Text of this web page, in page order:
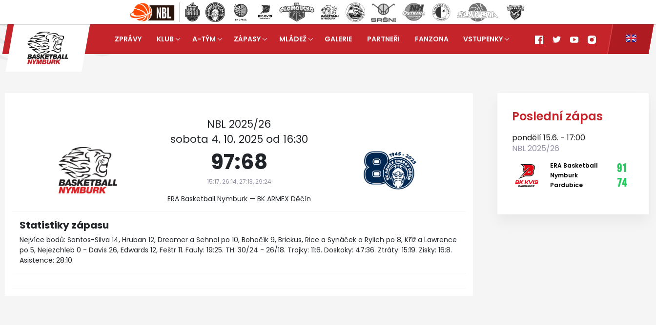
ZPRÁVY KLUB A-TÝM ZÁPASY MLÁDEŽ GALERIE PARTNEŘI FANZONA
VSTUPENKY
NBL 2025/26
sobota 4. 10. 2025 od 16:30
97:68
15:17, 26:14, 27:13, 29:24
ERA Basketball Nymburk — BK ARMEX Děčín
Statistiky zápasu
Nejvíce bodů: Santos-Silva 14, Hruban 12, Dreamer a Sehnal po 10, Bohačík 9, Brickus, Rice a Synáček a Rylich po 8, Kříž a Lawrence
po 5, Nejezchleb 0 - Davis 26, Edwards 12, Feštr 11. Fauly: 19:25. TH: 30/24 - 26/18. Trojky: 11:6. Doskoky: 47:36. Ztráty: 15:19. Zisky: 16:8.
Asistence: 28:10.
Poslední zápas
pondělí 15.6. - 17:00
NBL 2025/26
ERA Basketball
Nymburk
Pardubice
91
74